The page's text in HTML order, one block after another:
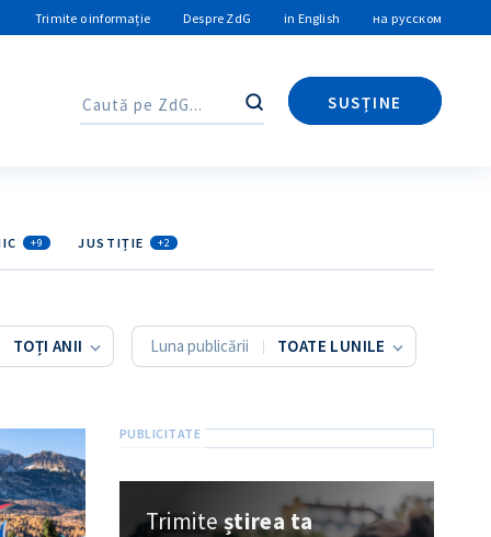
Trimite o informație Despre ZdG in English на русском
Caută
SUSȚINE
Caută
+9 JUSTIȚIE +2
Luna publicării
Trimiteștirea ta